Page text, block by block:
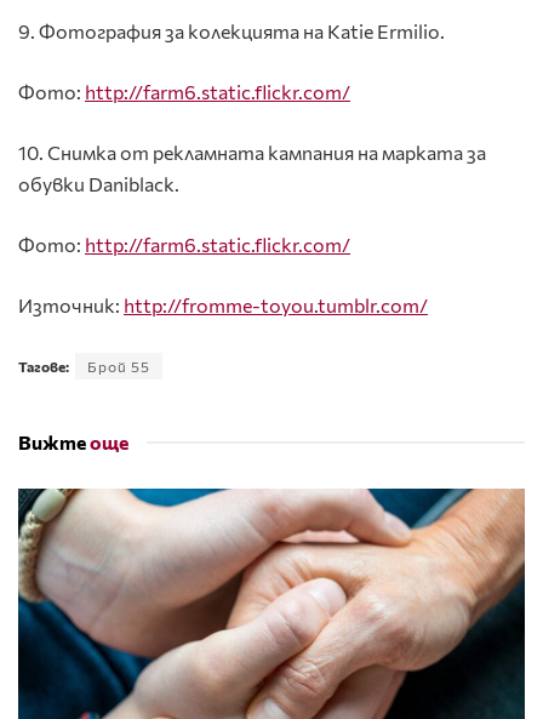
9. Фотография за колекцията на Katie Ermilio.
Фото: http://farm6.static.flickr.com/
10. Снимка от рекламната кампания на марката за
обувки Daniblack.
Фото: http://farm6.static.flickr.com/
Източник: http://fromme-toyou.tumblr.com/
Тагове: Брой 55
Вижтеоще